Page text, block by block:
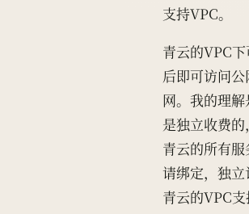
支持VPC。
青云的VPC
后即可访问
网。我的理
是独立收费的
青云的所有
请绑定，独立
青云的VPC